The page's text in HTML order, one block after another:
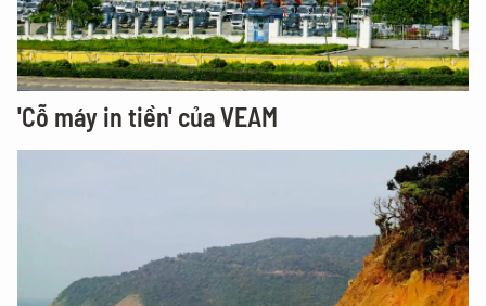
'Cỗ máy in tiền' của VEAM